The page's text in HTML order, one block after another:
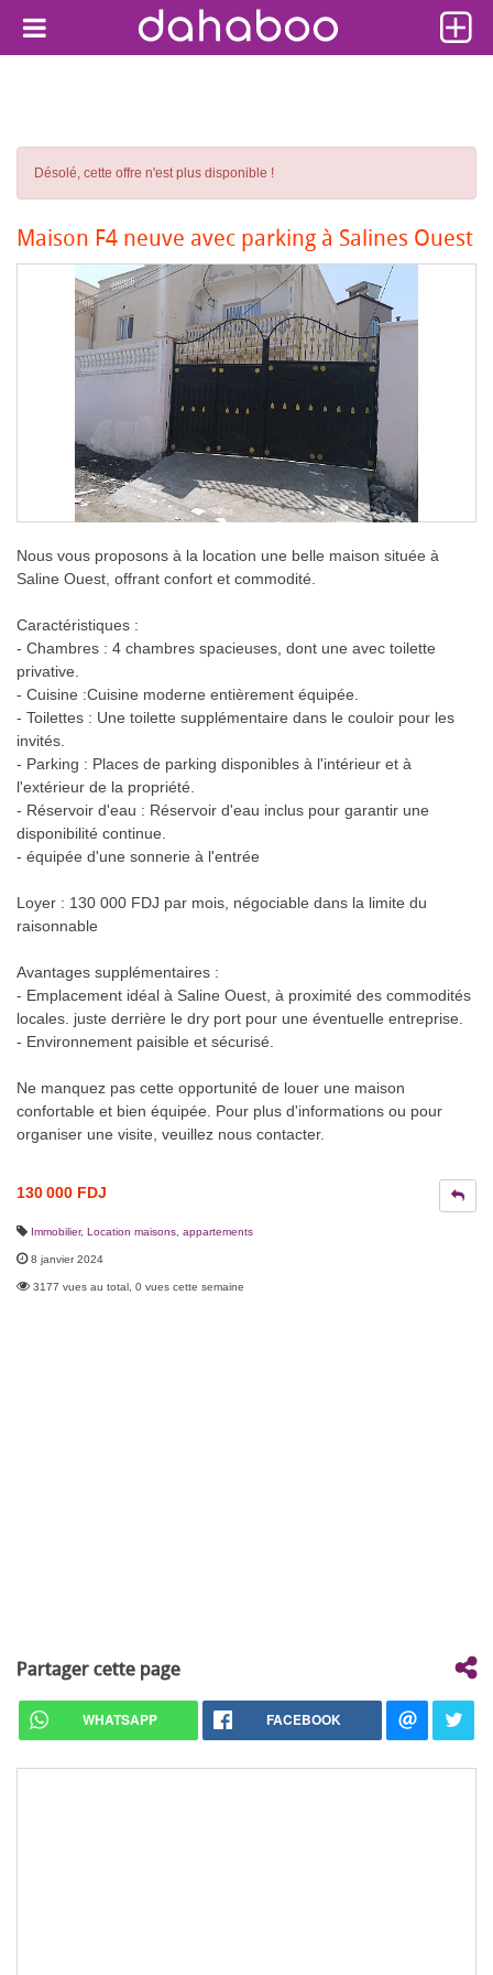
Désolé, cette offre n'est plus disponible !
Maison F4 neuve avec parking à Salines Ouest
Nous vous proposons à la location une belle maison située à
Saline Ouest, offrant confort et commodité.
Caractéristiques :
- Chambres : 4 chambres spacieuses, dont une avec toilette
privative.
- Cuisine :Cuisine moderne entièrement équipée.
- Toilettes : Une toilette supplémentaire dans le couloir pour les
invités.
- Parking : Places de parking disponibles à l'intérieur et à
l'extérieur de la propriété.
- Réservoir d'eau : Réservoir d'eau inclus pour garantir une
disponibilité continue.
- équipée d'une sonnerie à l'entrée
Loyer : 130 000 FDJ par mois, négociable dans la limite du
raisonnable
Avantages supplémentaires :
- Emplacement idéal à Saline Ouest, à proximité des commodités
locales. juste derrière le dry port pour une éventuelle entreprise.
- Environnement paisible et sécurisé.
Ne manquez pas cette opportunité de louer une maison
confortable et bien équipée. Pour plus d'informations ou pour
organiser une visite, veuillez nous contacter.
130 000 FDJ
Immobilier, Location maisons, appartements
8 janvier 2024
3177 vues au total, 0 vues cette semaine
Partager cette page
WHATSAPP FACEBOOK